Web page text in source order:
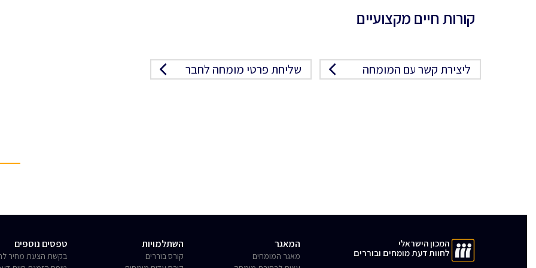
קורות חיים מקצועיים
ליצירת קשר עם המומחה שליחת פרטי מומחה לחבר
המכון הישראלי
לחוות דעת מומחים ובוררים
המאגר
מאגר המומחים
השתלמויות
קורס בוררים
טפסים נוספים
בקשת הצעת מחיר